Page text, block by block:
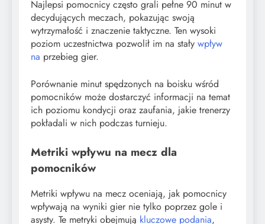
Najlepsi pomocnicy często grali pełne 90 minut w
decydujących meczach, pokazując swoją
wytrzymałość i znaczenie taktyczne. Ten wysoki
poziom uczestnictwa pozwolił im na stały wpływ
na przebieg gier.
Porównanie minut spędzonych na boisku wśród
pomocników może dostarczyć informacji na temat
ich poziomu kondycji oraz zaufania, jakie trenerzy
pokładali w nich podczas turnieju.
Metriki wpływu na mecz dla
pomocników
Metriki wpływu na mecz oceniają, jak pomocnicy
wpływają na wyniki gier nie tylko poprzez gole i
asysty. Te metryki obejmują kluczowe podania,